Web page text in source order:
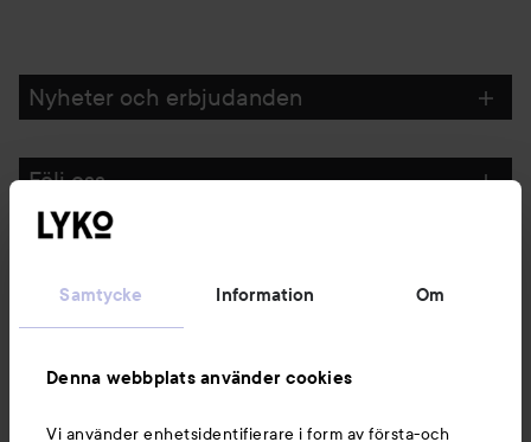
Samtycke Information Om
Denna webbplats använder cookies
Vi använder enhetsidentifierare i form av första-och
Nyheter och erbjudanden
Följ oss
Du kanske också gillar